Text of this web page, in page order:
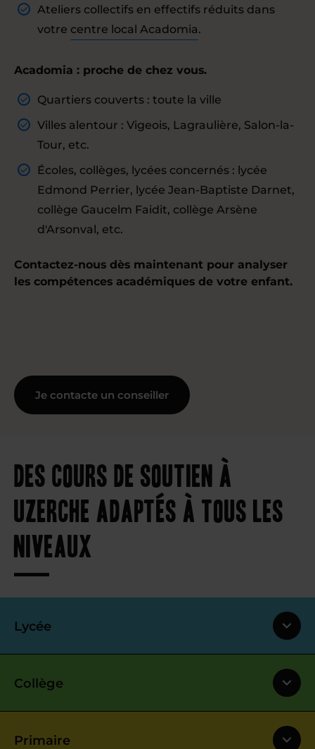
Ateliers collectifs en effectifs réduits dans
votre centre local Acadomia.
Acadomia : proche de chez vous.
Quartiers couverts : toute la ville
Villes alentour : Vigeois, Lagraulière, Salon-la-
Tour, etc.
Écoles, collèges, lycées concernés : lycée
Edmond Perrier, lycée Jean-Baptiste Darnet,
collège Gaucelm Faidit, collège Arsène
d'Arsonval, etc.
Contactez-nous dès maintenant pour analyser
les compétences académiques de votre enfant.
Je contacte un conseiller
Des cours de soutien à
Uzerche adaptés à tous les
niveaux
Lycée
Collège
Primaire